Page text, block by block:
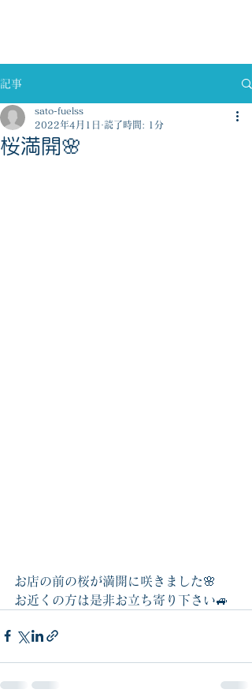
記事
桜満開🌸
sato-fuelss
2022年4月1日
読了時間: 1分
お店の前の桜が満開に咲きました🌸
お近くの方は是非お立ち寄り下さい🚙